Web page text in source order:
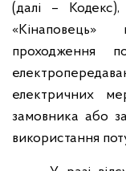
(далі –
«Кінаповець»
проходження
електричних
замовника або
використання